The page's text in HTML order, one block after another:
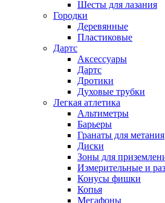
Шесты для лазания
Городки
Деревянные
Пластиковые
Дартс
Аксессуары
Дартс
Дротики
Духовые трубки
Легкая атлетика
Альтиметры
Барьеры
Гранаты для метания
Диски
Зоны для
Измерительные и
Конусы фишки
Копья
Мегафоны